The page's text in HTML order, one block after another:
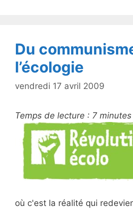
k
Du
l’écologie
vendredi 17 avril 2009
Temps de lecture : 7 minutes
où c'est la réalité qui